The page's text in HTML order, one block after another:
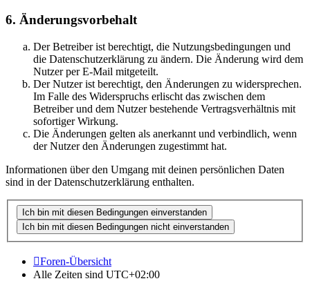
6. Änderungsvorbehalt
Der Betreiber ist berechtigt, die Nutzungsbedingungen und
die Datenschutzerklärung zu ändern. Die Änderung wird dem
Nutzer per E-Mail mitgeteilt.
Der Nutzer ist berechtigt, den Änderungen zu widersprechen.
Im Falle des Widerspruchs erlischt das zwischen dem
Betreiber und dem Nutzer bestehende Vertragsverhältnis mit
sofortiger Wirkung.
Die Änderungen gelten als anerkannt und verbindlich, wenn
der Nutzer den Änderungen zugestimmt hat.
Informationen über den Umgang mit deinen persönlichen Daten
sind in der Datenschutzerklärung enthalten.
Foren-Übersicht
Alle Zeiten sind UTC+02:00